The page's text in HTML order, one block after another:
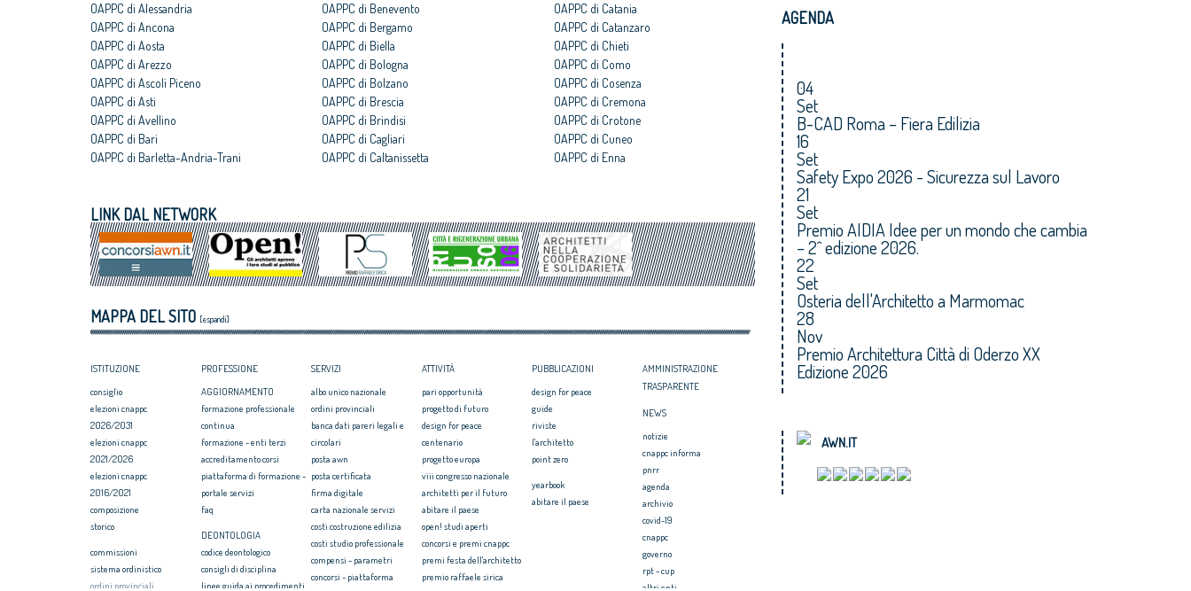
OAPPC di Alessandria
OAPPC di Ancona
OAPPC di Aosta
OAPPC di Arezzo
OAPPC di Ascoli Piceno
OAPPC di Asti
OAPPC di Avellino
OAPPC di Bari
OAPPC di Barletta-Andria-Trani
OAPPC di Benevento
OAPPC di Bergamo
OAPPC di Biella
OAPPC di Bologna
OAPPC di Bolzano
OAPPC di Brescia
OAPPC di Brindisi
OAPPC di Cagliari
OAPPC di Caltanissetta
OAPPC di Catania
OAPPC di Catanzaro
OAPPC di Chieti
OAPPC di Como
OAPPC di Cosenza
OAPPC di Cremona
OAPPC di Crotone
OAPPC di Cuneo
OAPPC di Enna
LINK DAL NETWORK
MAPPA DEL SITO [espandi]
ISTITUZIONE
consiglio
elezioni cnappc
2026/2031
elezioni cnappc
2021/2026
elezioni cnappc
2016/2021
composizione
storico
commissioni
sistema ordinistico
ordini provinciali
PROFESSIONE
AGGIORNAMENTO
formazione professionale
continua
formazione - enti terzi
accreditamento corsi
piattaforma di formazione -
portale servizi
faq
DEONTOLOGIA
codice deontologico
consigli di disciplina
linee guida ai procedimenti
SERVIZI
albo unico nazionale
ordini provinciali
banca dati pareri legali e
circolari
posta awn
posta certificata
firma digitale
carta nazionale servizi
costi costruzione edilizia
costi studio professionale
compensi - parametri
concorsi - piattaforma
ATTIVITÀ
pari opportunità
progetto di futuro
design for peace
centenario
progetto europa
viii congresso nazionale
architetti per il futuro
abitare il paese
open! studi aperti
concorsi e premi cnappc
premi festa dell'architetto
premio raffaele sirica
PUBBLICAZIONI
design for peace
guide
riviste
l'architetto
point zero
yearbook
abitare il paese
AMMINISTRAZIONE
TRASPARENTE
NEWS
notizie
cnappc informa
pnrr
agenda
archivio
covid-19
cnappc
governo
rpt - cup
altri enti
AGENDA
04
Set
B-CAD Roma – Fiera Edilizia
16
Set
Safety Expo 2026 - Sicurezza sul Lavoro
21
Set
Premio AIDIA Idee per un mondo che cambia
– 2^ edizione 2026.
22
Set
Osteria dell'Architetto a Marmomac
28
Nov
Premio Architettura Città di Oderzo XX
Edizione 2026
AWN.IT